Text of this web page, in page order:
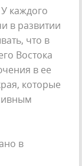
каждого
в развитии
что в
Востока
в ее
которые
в